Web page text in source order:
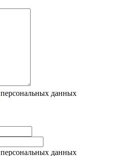
персональных данных
персональных данных